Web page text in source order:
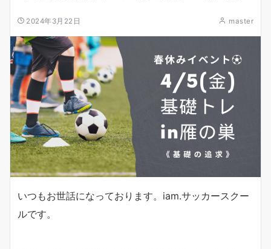
2024年3月22日 master
いつもお世話になっております。iam.サッカースクー
ルです。